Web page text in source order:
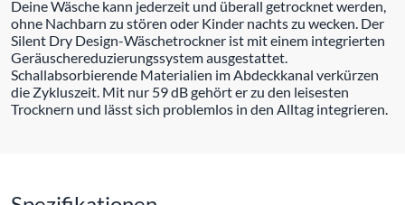
Deine Wäsche kann jederzeit und überall getrocknet werden,
ohne Nachbarn zu stören oder Kinder nachts zu wecken. Der
Silent Dry Design-Wäschetrockner ist mit einem integrierten
Geräuschereduzierungssystem ausgestattet.
Schallabsorbierende Materialien im Abdeckkanal verkürzen
die Zykluszeit. Mit nur 59 dB gehört er zu den leisesten
Trocknern und lässt sich problemlos in den Alltag integrieren.